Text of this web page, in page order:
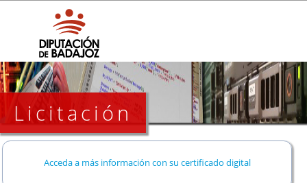
Licitación
Acceda a más información con su certificado digital